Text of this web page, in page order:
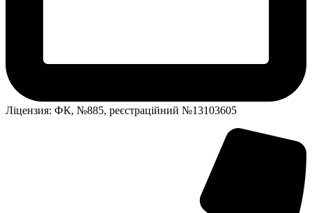
Ліцензия: ФК, №885, реєстраційний №13103605